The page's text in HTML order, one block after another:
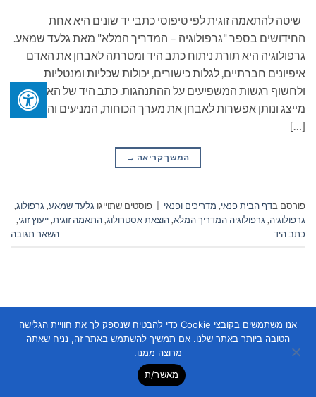
שיטה להתאמה זוגית לפי טיפוסי כתבי יד שונים היא אחת
החידושים בספר "גרפולוגיה – המדריך המלא" מאת גלעד שמאע.
גרפולוגיה היא תורת ניתוח כתב היד ומטרתה לאבחן את האדם
איפיונים חברתיים, לגלות כישורים, יכולות שכליות ומנטליות
ולחשוף רגשות המשפיעים על ההתנהגות. כתב היד של האדם
מייצג ונותן אפשרות לאבחן את מערך הכוחות, המניעים והחוויות
[…]
המשך קריאה →
פורסם בדף הבית פנאי, מדריכים ופנאי פוסטים שתוייגו גלעד שמאע, גרפולוג,
גרפולוגיה, גרפולוגיה המדריך המלא,הוצאת אסטרולוג,התאמה זוגית,ייעוץ זוגי,
כתב היד
השאר תגובה
Copyright 2026 ©
אנו משתמשים בקובצי Cookie כדי להבטיח שנספק לך את חוויית הגלישה
הטובה ביותר באתר שלנו. אם תמשיך להשתמש באתר זה, נניח שאתה
מרוצה ממנו.
מאשר/ת